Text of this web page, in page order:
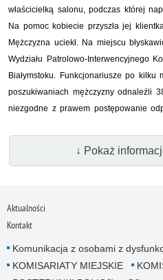
właścicielką salonu, podczas której
Na pomoc kobiecie przyszła jej
Mężczyzna uciekł. Na miejscu
Wydziału Patrolowo-Interwencyjnego
Białymstoku. Funkcjonariusze po kilku
poszukiwaniach mężczyzny odnaleźli
niezgodne z prawem postępowanie
↓ Pokaż
Aktualności
Kontakt
Komunikacja z osobami z
KOMISARIATY MIEJSKIE